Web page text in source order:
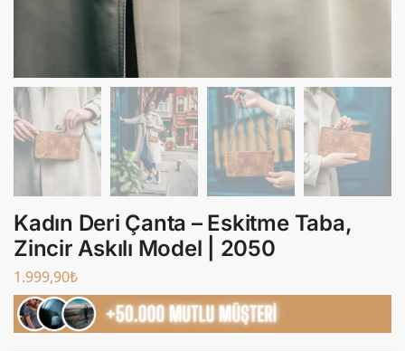
Kadın Deri Çanta – Eskitme Taba,
Zincir Askılı Model | 2050
1.999,90₺